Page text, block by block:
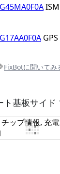
FixBotに聞いてみ
コメントを追加
ト基板サイド